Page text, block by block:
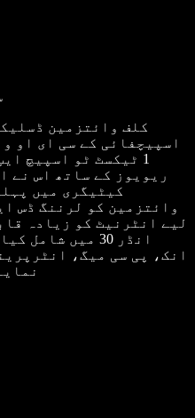
کلف وائتزمین
اسپیچفائی کے سی ای او
ریویوز کے ساتھ اس نے
وائتزمین کو لرننگ ڈس
انڈر 30 میں
انک، پی سی میگ،